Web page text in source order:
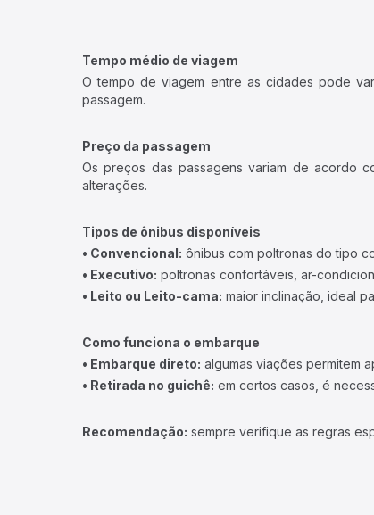
Tempo médio de viagem
O tempo de viagem entre as cidades pode
passagem.
Preço da passagem
Os preços das passagens variam de acordo
alterações.
Tipos de ônibus disponíveis
• Convencional: ônibus com poltronas do tipo
• Executivo: poltronas confortáveis, ar-
• Leito ou Leito-cama: maior inclinação, ideal
Como funciona o embarque
• Embarque direto: algumas viações permitem
• Retirada no guichê: em certos casos, é
Recomendação: sempre verifique as regras